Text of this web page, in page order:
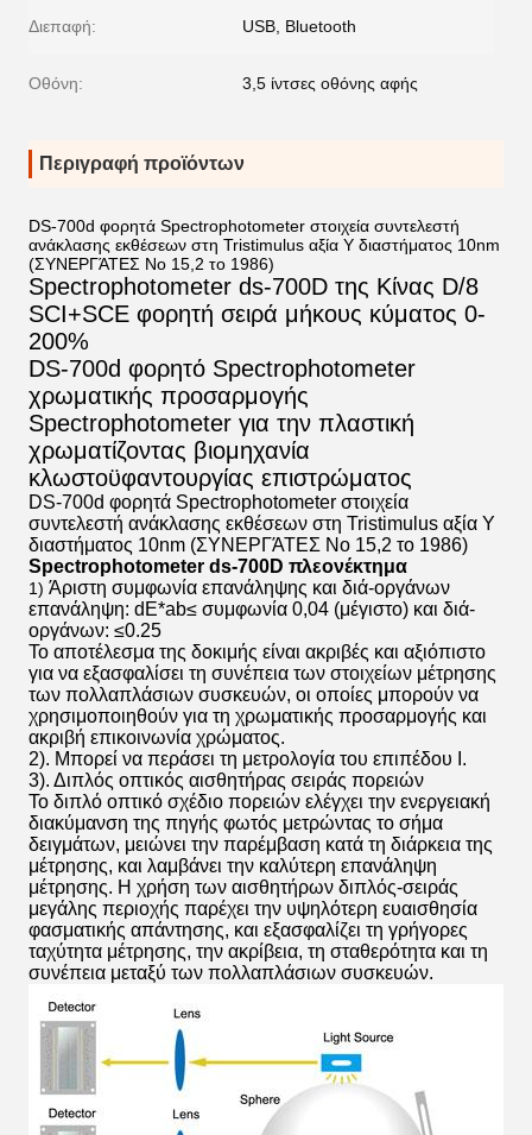
Διεπαφή: USB, Bluetooth
Οθόνη: 3,5 ίντσες οθόνης αφής
Περιγραφή προϊόντων
DS-700d φορητά Spectrophotometer στοιχεία συντελεστή
ανάκλασης εκθέσεων στη Tristimulus αξία Υ διαστήματος 10nm
(ΣΥΝΕΡΓΆΤΕΣ Νο 15,2 το 1986)
Spectrophotometer ds-700D της Κίνας D/8
SCI+SCE φορητή σειρά μήκους κύματος 0-
200%
DS-700d φορητό Spectrophotometer
χρωματικής προσαρμογής
Spectrophotometer για την πλαστική
χρωματίζοντας βιομηχανία
κλωστοϋφαντουργίας επιστρώματος
DS-700d φορητά Spectrophotometer στοιχεία
συντελεστή ανάκλασης εκθέσεων στη Tristimulus αξία Υ
διαστήματος 10nm (ΣΥΝΕΡΓΆΤΕΣ Νο 15,2 το 1986)
Spectrophotometer ds-700D πλεονέκτημα
1) Άριστη συμφωνία επανάληψης και διά-οργάνων
επανάληψη: dE*ab≤ συμφωνία 0,04 (μέγιστο) και διά-
οργάνων: ≤0.25
Το αποτέλεσμα της δοκιμής είναι ακριβές και αξιόπιστο
για να εξασφαλίσει τη συνέπεια των στοιχείων μέτρησης
των πολλαπλάσιων συσκευών, οι οποίες μπορούν να
χρησιμοποιηθούν για τη χρωματικής προσαρμογής και
ακριβή επικοινωνία χρώματος.
2). Μπορεί να περάσει τη μετρολογία του επιπέδου Ι.
3). Διπλός οπτικός αισθητήρας σειράς πορειών
Το διπλό οπτικό σχέδιο πορειών ελέγχει την ενεργειακή
διακύμανση της πηγής φωτός μετρώντας το σήμα
δειγμάτων, μειώνει την παρέμβαση κατά τη διάρκεια της
μέτρησης, και λαμβάνει την καλύτερη επανάληψη
μέτρησης. Η χρήση των αισθητήρων διπλός-σειράς
μεγάλης περιοχής παρέχει την υψηλότερη ευαισθησία
φασματικής απάντησης, και εξασφαλίζει τη γρήγορες
ταχύτητα μέτρησης, την ακρίβεια, τη σταθερότητα και τη
συνέπεια μεταξύ των πολλαπλάσιων συσκευών.